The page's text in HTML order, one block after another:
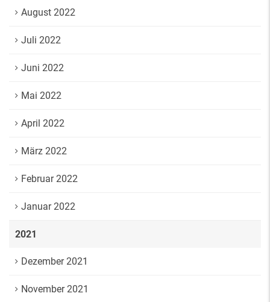
August 2022
Juli 2022
Juni 2022
Mai 2022
April 2022
März 2022
Februar 2022
Januar 2022
2021
Dezember 2021
November 2021